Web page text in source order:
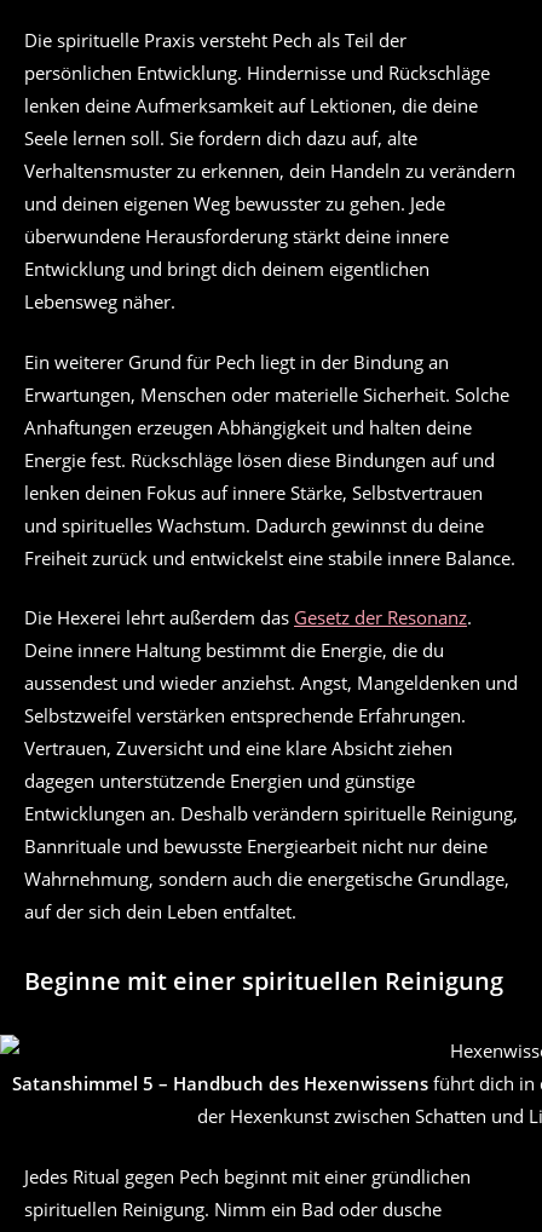
Die spirituelle Praxis versteht Pech als Teil der
persönlichen Entwicklung. Hindernisse und Rückschläge
lenken deine Aufmerksamkeit auf Lektionen, die deine
Seele lernen soll. Sie fordern dich dazu auf, alte
Verhaltensmuster zu erkennen, dein Handeln zu verändern
und deinen eigenen Weg bewusster zu gehen. Jede
überwundene Herausforderung stärkt deine innere
Entwicklung und bringt dich deinem eigentlichen
Lebensweg näher.
Ein weiterer Grund für Pech liegt in der Bindung an
Erwartungen, Menschen oder materielle Sicherheit. Solche
Anhaftungen erzeugen Abhängigkeit und halten deine
Energie fest. Rückschläge lösen diese Bindungen auf und
lenken deinen Fokus auf innere Stärke, Selbstvertrauen
und spirituelles Wachstum. Dadurch gewinnst du deine
Freiheit zurück und entwickelst eine stabile innere Balance.
Die Hexerei lehrt außerdem das Gesetz der Resonanz.
Deine innere Haltung bestimmt die Energie, die du
aussendest und wieder anziehst. Angst, Mangeldenken und
Selbstzweifel verstärken entsprechende Erfahrungen.
Vertrauen, Zuversicht und eine klare Absicht ziehen
dagegen unterstützende Energien und günstige
Entwicklungen an. Deshalb verändern spirituelle Reinigung,
Bannrituale und bewusste Energiearbeit nicht nur deine
Wahrnehmung, sondern auch die energetische Grundlage,
auf der sich dein Leben entfaltet.
Beginne mit einer spirituellen Reinigung
Satanshimmel 5 – Handbuch des Hexenwissens führt dich in
der Hexenkunst zwischen Schatten und
Jedes Ritual gegen Pech beginnt mit einer gründlichen
spirituellen Reinigung. Nimm ein Bad oder dusche